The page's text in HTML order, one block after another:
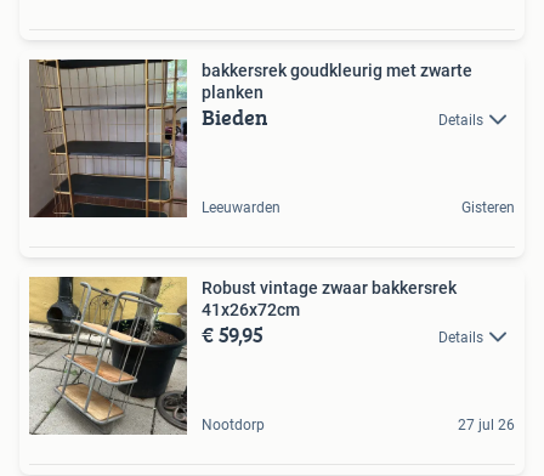
bakkersrek goudkleurig met zwarte
planken
Bieden Details
Leeuwarden Gisteren
Robust vintage zwaar bakkersrek
41x26x72cm
€ 59,95 Details
Nootdorp 27 jul 26